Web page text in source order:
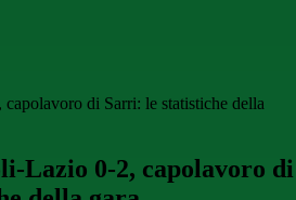
di Sarri: le statistiche della
Lazio 0-2, capolavoro di